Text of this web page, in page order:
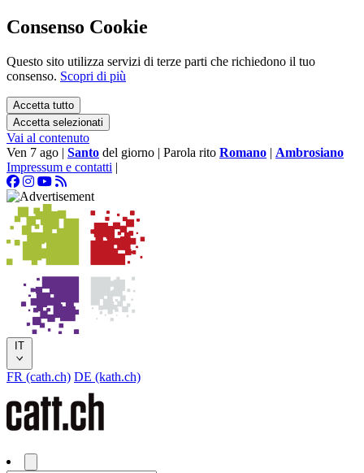
Consenso Cookie
Questo sito utilizza servizi di terze parti che richiedono il tuo
consenso. Scopri di più
Accetta tutto
Accetta selezionati
Vai al contenuto
Ven 7 ago | Santo del giorno | Parola rito Romano | Ambrosiano
Impressum e contatti |
IT
FR (cath.ch) DE (kath.ch)